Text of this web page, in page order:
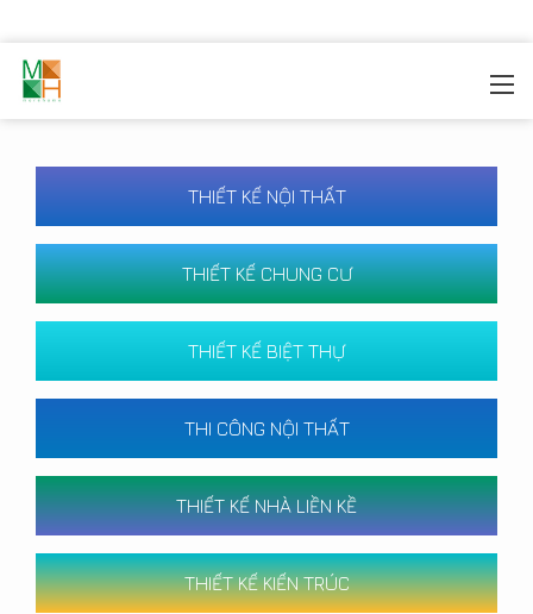
THIẾT KẾ NỘI THẤT
THIẾT KẾ CHUNG CƯ
THIẾT KẾ BIỆT THỰ
THI CÔNG NỘI THẤT
THIẾT KẾ NHÀ LIỀN KỀ
THIẾT KẾ KIẾN TRÚC